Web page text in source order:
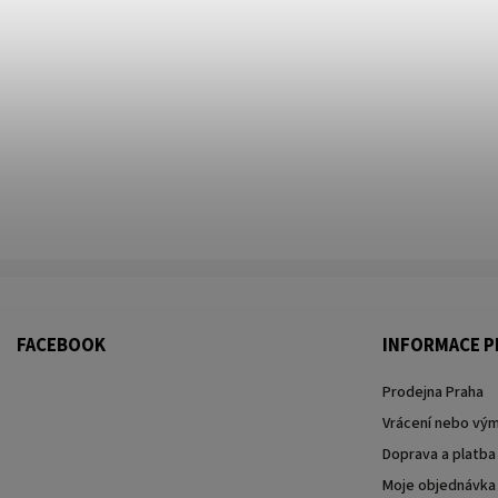
FACEBOOK INFORMACE
Prodejna Praha
Vrácení nebo
Doprava a platba
Moje objednávka